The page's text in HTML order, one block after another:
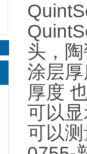
头，
涂层
厚度
可以
可以